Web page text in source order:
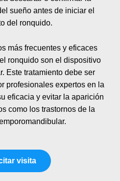
sueño antes de iniciar el
del ronquido.
más frecuentes y eficaces
ronquido son el dispositivo
Este tratamiento debe ser
profesionales expertos en la
eficacia y evitar la aparición
como los trastornos de la
visita